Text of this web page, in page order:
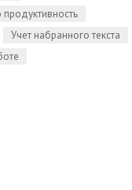
Учет набранного текста